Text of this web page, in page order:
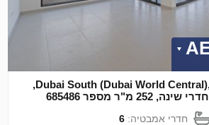
טאונהאוס ב Dubai South (Dubai World Central), Dubai,
חדרי אמבטיה:6